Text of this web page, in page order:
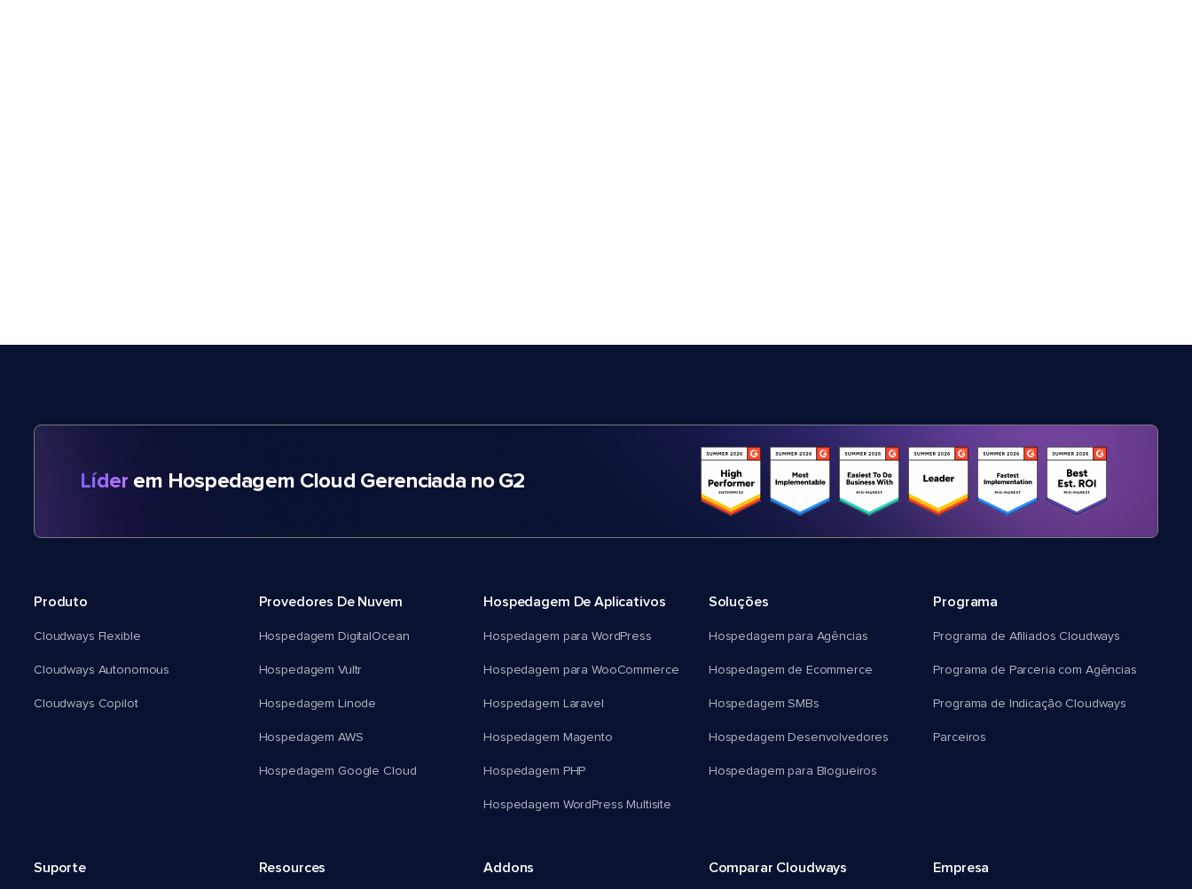
Líder em Hospedagem Cloud Gerenciada no G2
Produto
Cloudways Flexible
Cloudways Autonomous
Cloudways Copilot
Provedores De Nuvem
Hospedagem DigitalOcean
Hospedagem Vultr
Hospedagem Linode
Hospedagem AWS
Hospedagem Google Cloud
Hospedagem De Aplicativos
Hospedagem para WordPress
Hospedagem para WooCommerce
Hospedagem Laravel
Hospedagem Magento
Hospedagem PHP
Hospedagem WordPress Multisite
Soluções
Hospedagem para Agências
Hospedagem de Ecommerce
Hospedagem SMBs
Hospedagem Desenvolvedores
Hospedagem para Blogueiros
Programa
Programa de Afiliados Cloudways
Programa de Parceria com Agências
Programa de Indicação Cloudways
Parceiros
Suporte Resources Addons Comparar Cloudways Empresa